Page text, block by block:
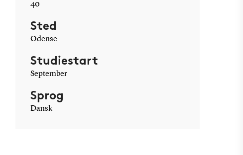
40
Sted
Odense
Studiestart
September
Sprog
Dansk